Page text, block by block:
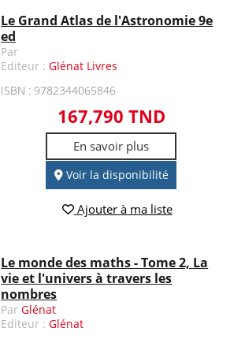
Le Grand Atlas de l'Astronomie 9e
ed
Par
Editeur :Glénat Livres
ISBN : 9782344065846
167,790 TND
En savoir plus
Voir la disponibilité
Ajouter à ma liste
Le monde des maths - Tome 2, La
vie et l'univers à travers les
nombres
ParGlénat
Editeur :Glénat